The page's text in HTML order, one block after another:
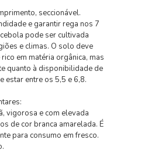
seccionável.
e garantir rega nos 7
pode ser cultivada
e climas. O solo deve
em matéria orgânica, mas
quanto à disponibilidade de
estar entre os 5,5 e 6,8.
vigorosa e com elevada
de cor branca amarelada. É
para consumo em fresco.